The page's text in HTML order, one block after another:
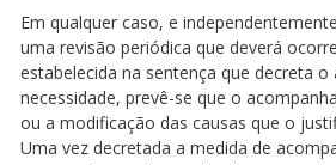
Em qualquer caso, e
uma revisão periódica que deverá
estabelecida na sentença que decreta
necessidade, prevê-se que o
ou a modificação das causas que o
Uma vez decretada a medida de